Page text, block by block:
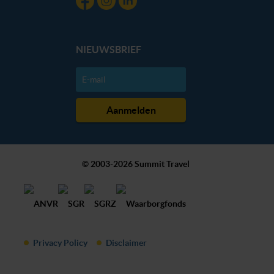
NIEUWSBRIEF
© 2003-2026 Summit Travel
Privacy Policy Disclaimer